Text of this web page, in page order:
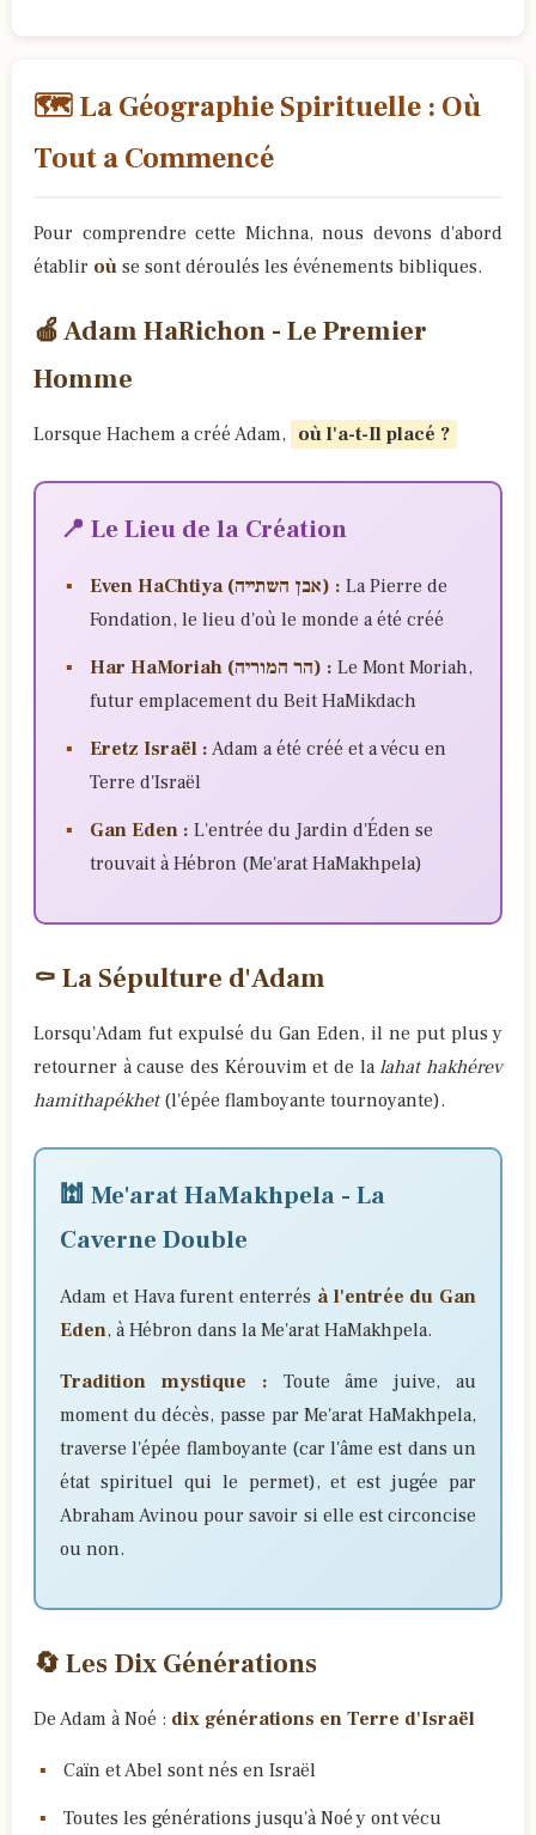
🗺️ La Géographie Spirituelle : Où
Tout a Commencé
Pour comprendre cette Michna, nous devons d'abord
établir où se sont déroulés les événements bibliques.
🍎 Adam HaRichon - Le Premier
Homme
Lorsque Hachem a créé Adam, où l'a-t-Il placé ?
📍 Le Lieu de la Création
Even HaChtiya (אבן השתייה) : La Pierre de
Fondation, le lieu d'où le monde a été créé
Har HaMoriah (הר המוריה) : Le Mont Moriah,
futur emplacement du Beit HaMikdach
Eretz Israël : Adam a été créé et a vécu en
Terre d'Israël
Gan Eden : L'entrée du Jardin d'Éden se
trouvait à Hébron (Me'arat HaMakhpela)
⚰️ La Sépulture d'Adam
Lorsqu'Adam fut expulsé du Gan Eden, il ne put plus y
retourner à cause des Kérouvim et de lalahat hakhérev
hamithapékhet(l'épée flamboyante tournoyante).
🕍 Me'arat HaMakhpela - La
Caverne Double
Adam et Hava furent enterrés à l'entrée du Gan
Eden, à Hébron dans la Me'arat HaMakhpela.
Tradition mystique : Toute âme juive, au
moment du décès, passe par Me'arat HaMakhpela,
traverse l'épée flamboyante (car l'âme est dans un
état spirituel qui le permet), et est jugée par
Abraham Avinou pour savoir si elle est circoncise
ou non.
🔄 Les Dix Générations
De Adam à Noé : dix générations en Terre d'Israël
Caïn et Abel sont nés en Israël
Toutes les générations jusqu'à Noé y ont vécu